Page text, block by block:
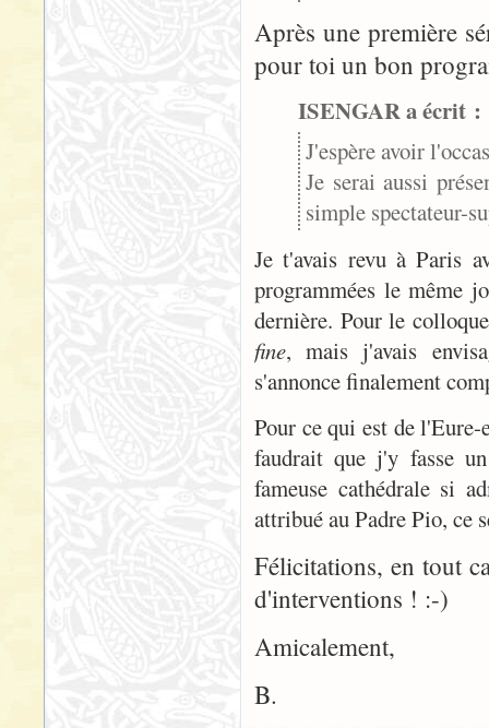
Après une première
pour toi un bon
ISENGAR a écrit :
J'espère avoir
Je serai aussi
simple spectateur-
Je t'avais revu à Paris
programmées le même
dernière. Pour le
fine, mais j'avais
s'annonce finalement
Pour ce qui est de
faudrait que j'y fasse
fameuse cathédrale si
attribué au Padre Pio, ce
Félicitations, en tout
d'interventions ! :-)
Amicalement,
B.